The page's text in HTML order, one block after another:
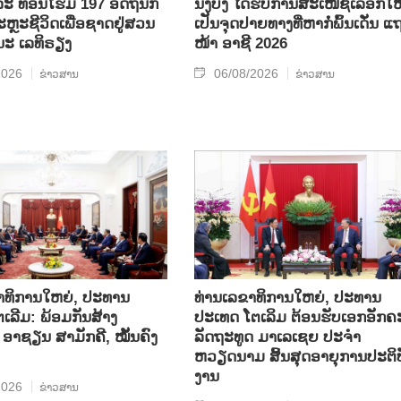
ທ້ອນ​ໂຮມ 197 ອັດ​ຖິ​ນັກ​
ຫຼະ​ຊີ​ວິດ​ເພື່ອ​ຊາດ​ຢູ່​ສວນ​
ເລ​ທິ​ຣຽງ
ຂ່າວສານ
ນີງບິ່ງ ໄດ້ຮັບການສະເໜີຊື່ເລືອກໃ
ເປັນຈຸດປາຍທາງທີ່ຫາກໍ່ພົ້ນເດັ່ນ ແ
ໜ້າ ອາຊີ 2026
06/08/2026 ຂ່າວສານ
ທິການໃຫຍ່, ປະທານ
ເລີມ: ພ້ອມກັນສ້າງ
າຊຽນ ສາມັກຄີ, ໝັ້ນຄົງ
ຂ່າວສານ
ທ່ານເລຂາທິການໃຫຍ່, ປະທານ
ປະເທດ ໂຕເລິມ ຕ້ອນຮັບເອກອັກຄ
ລັດຖະທູດ ມາເລເຊຍ ປະຈຳ
ຫວຽດນາມ ສິ້ນສຸດອາຍຸການປະຕິ
ງານ